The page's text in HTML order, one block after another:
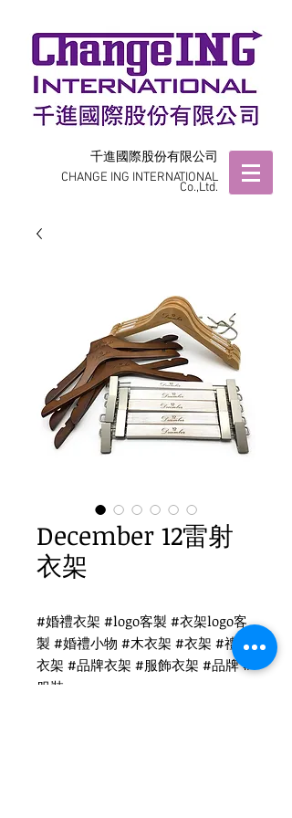
千進國際股份有限公司
CHANGE ING INTERNATIONAL
Co.,Ltd.
December 12雷射
衣架
#婚禮衣架 #logo客製 #衣架logo客
製 #婚禮小物 #木衣架 #衣架 #禮品
衣架 #品牌衣架 #服飾衣架 #品牌 #
服裝